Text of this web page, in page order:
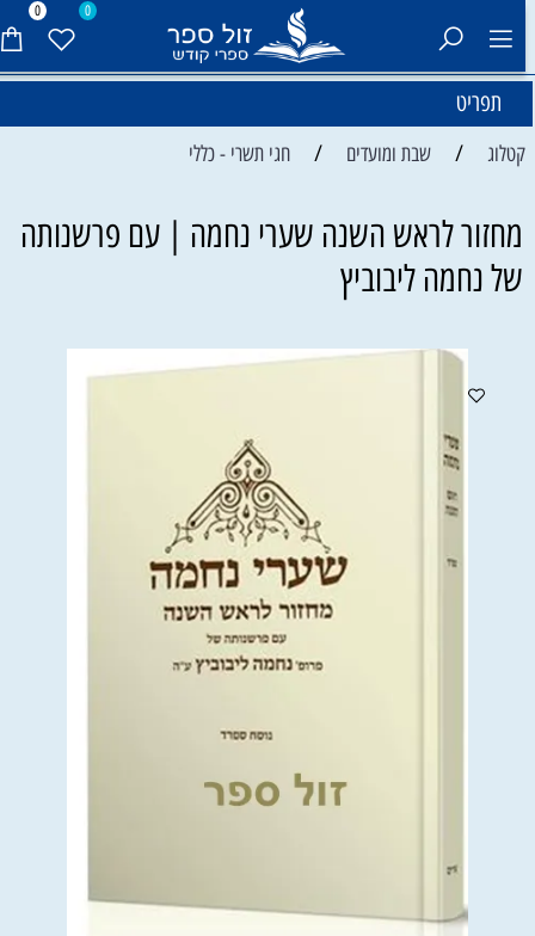
0 0
תפריט
קטלוג / שבת ומועדים / חגי תשרי - כללי
מחזור לראש השנה שערי נחמה | עם פרשנותה
של נחמה ליבוביץ